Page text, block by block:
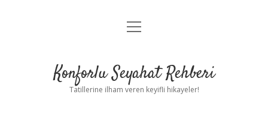
Anasayfa
Yasal Uyarı
menüyü
Konforlu Seyahat Rehberi
Tatillerine ilham veren keyifli hikayeler!